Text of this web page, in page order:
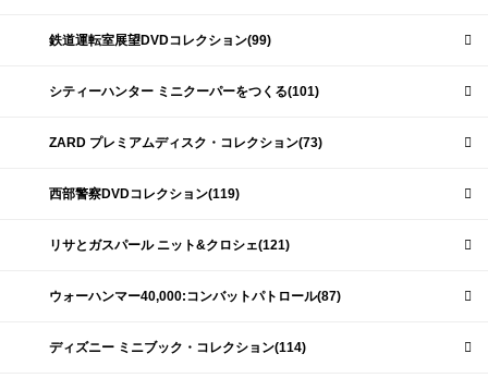
鉄道運転室展望DVDコレクション(99)
シティーハンター ミニクーパーをつくる(101)
ZARD プレミアムディスク・コレクション(73)
西部警察DVDコレクション(119)
リサとガスパール ニット&クロシェ(121)
ウォーハンマー40,000:コンバットパトロール(87)
ディズニー ミニブック・コレクション(114)